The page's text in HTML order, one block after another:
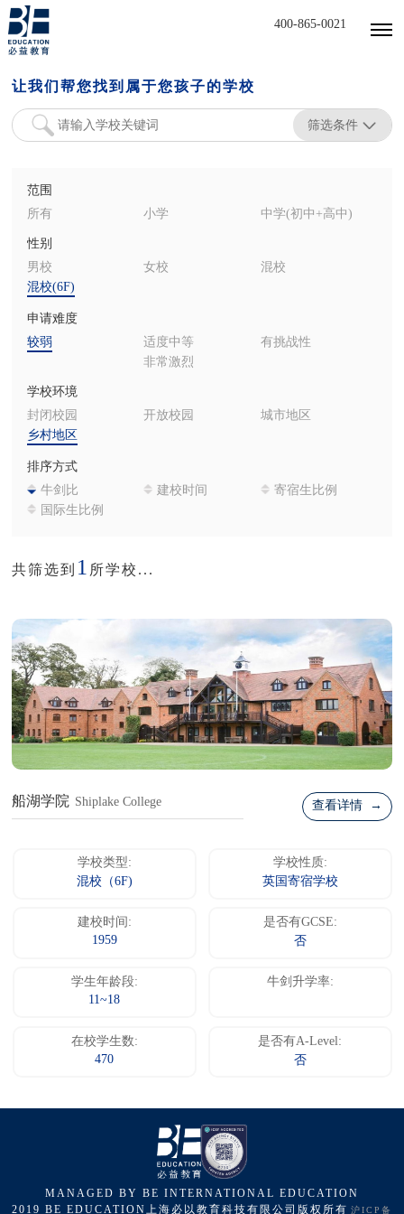
400-865-0021
让我们帮您找到属于您孩子的学校
筛选条件
范围
所有
小学 中学(初中+高中)
性别
男校
女校
混校
混校(6F)
申请难度
较弱
适度中等
有挑战性
非常激烈
学校环境
封闭校园
开放校园
城市地区
乡村地区
排序方式
牛剑比
建校时间
寄宿生比例
国际生比例
共筛选到 1 所学校...
船湖学院 Shiplake College 查看详情 →
学校类型:
混校（6F)
学校性质:
英国寄宿学校
建校时间:
1959
是否有GCSE:
否
学生年龄段:
11~18
牛剑升学率:
在校学生数:
470
是否有A-Level:
否
MANAGED BY BE INTERNATIONAL EDUCATION
2019 BE EDUCATION上海必以教育科技有限公司版权所有 沪ICP备